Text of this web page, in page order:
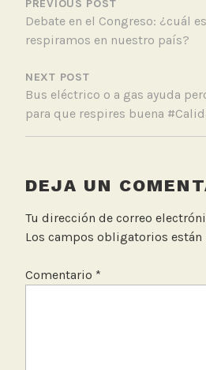
t
e
r
a
c
i
o
a
DE
ENTRADAS
PREVIOUS POST
Debate en el Congreso: ¿cuál
respiramos en nuestro país?
NEXT POST
Bus eléctrico o a gas ayuda
para que respires buena
DEJA UN
Tu dirección de correo
Los campos obligatorios están
Comentario *